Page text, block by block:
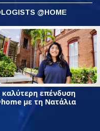
@HOME
καλύτερη επένδυση
με τη Νατάλια